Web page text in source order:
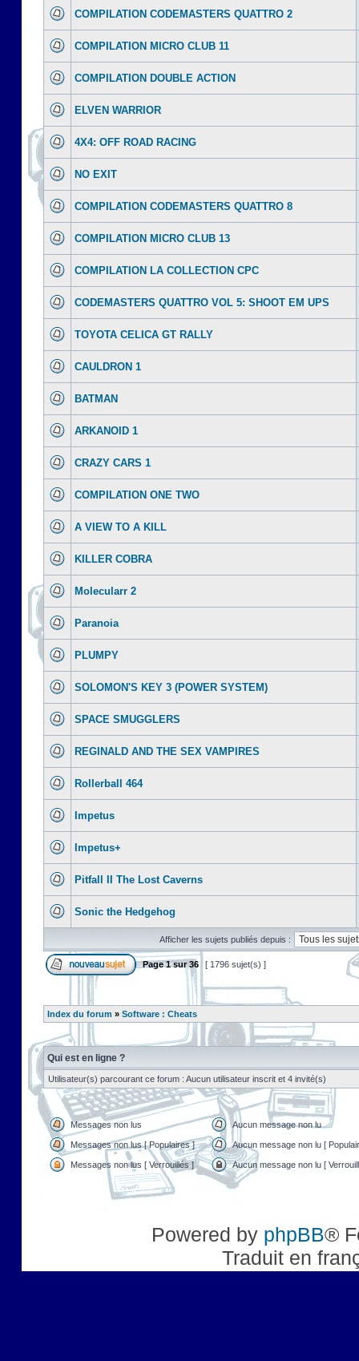
COMPILATION CODEMASTERS QUATTRO 2
COMPILATION MICRO CLUB 11
COMPILATION DOUBLE ACTION
ELVEN WARRIOR
4X4: OFF ROAD RACING
NO EXIT
COMPILATION CODEMASTERS QUATTRO 8
COMPILATION MICRO CLUB 13
COMPILATION LA COLLECTION CPC
CODEMASTERS QUATTRO VOL 5: SHOOT EM UPS
TOYOTA CELICA GT RALLY
CAULDRON 1
BATMAN
ARKANOID 1
CRAZY CARS 1
COMPILATION ONE TWO
A VIEW TO A KILL
KILLER COBRA
Molecularr 2
Paranoia
PLUMPY
SOLOMON'S KEY 3 (POWER SYSTEM)
SPACE SMUGGLERS
REGINALD AND THE SEX VAMPIRES
Rollerball 464
Impetus
Impetus+
Pitfall II The Lost Caverns
Sonic the Hedgehog
Afficher les sujets publiés depuis :
Page1sur36 [ 1796 sujet(s) ]
Index du forum » Software : Cheats
Qui est en ligne ?
Utilisateur(s) parcourant ce forum : Aucun utilisateur inscrit et 4 invité(s)
Messages non lus Aucun message non lu
Messages non lus [ Populaires ] Aucun message non lu [
Messages non lus [ Verrouillés ] Aucun message non lu [
Powered by phpBB®
Traduit en